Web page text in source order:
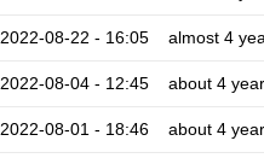
2022-08-22 - 16:05 almost 4
2022-08-04 - 12:45 about 4
2022-08-01 - 18:46 about 4